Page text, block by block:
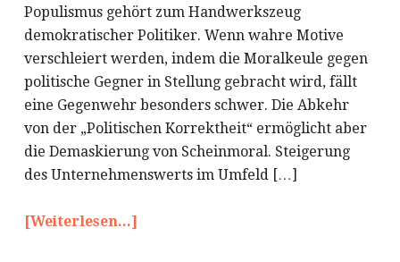
Populismus gehört zum Handwerkszeug
demokratischer Politiker. Wenn wahre Motive
verschleiert werden, indem die Moralkeule gegen
politische Gegner in Stellung gebracht wird, fällt
eine Gegenwehr besonders schwer. Die Abkehr
von der „Politischen Korrektheit“ ermöglicht aber
die Demaskierung von Scheinmoral. Steigerung
des Unternehmenswerts im Umfeld […]
[Weiterlesen...]